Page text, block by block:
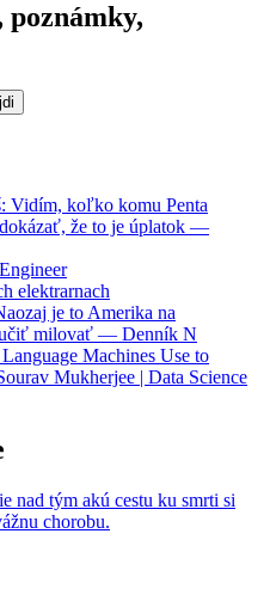
poznámky,
Vidím, koľko komu Penta
že to je úplatok —
elektrarnach
je to Amerika na
milovať — Denník N
Machines Use to
Mukherjee | Data Science
nad tým akú cestu ku smrti si
chorobu.